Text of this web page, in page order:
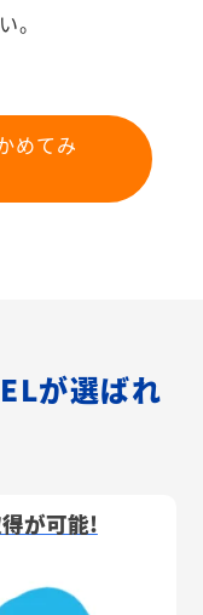
。
めてみ
が選ばれ
が可能!